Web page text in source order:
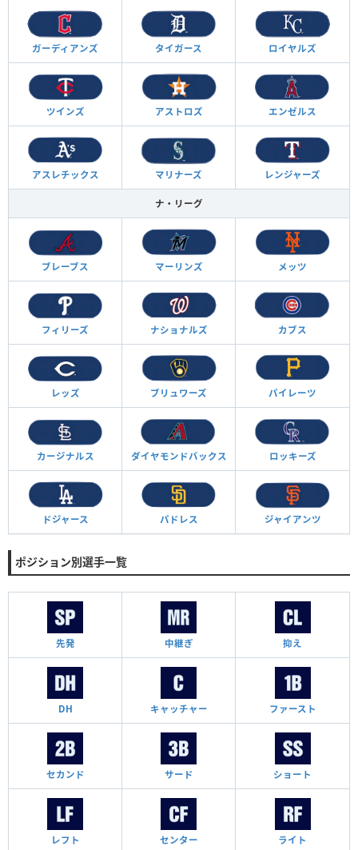
ガーディアンズ タイガース ロイヤルズ
ツインズ アストロズ エンゼルス
アスレチックス マリナーズ レンジャーズ
ナ・リーグ
ブレーブス マーリンズ メッツ
フィリーズ ナショナルズ カブス
レッズ ブリュワーズ パイレーツ
カージナルス ダイヤモンドバックス ロッキーズ
ドジャース パドレス ジャイアンツ
ポジション別選手一覧
先発 中継ぎ 抑え
DH キャッチャー ファースト
セカンド サード ショート
レフト センター ライト